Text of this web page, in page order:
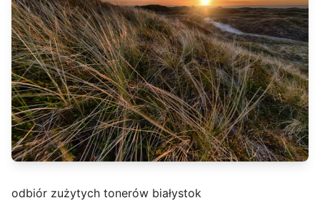
odbiór zużytych tonerów białystok